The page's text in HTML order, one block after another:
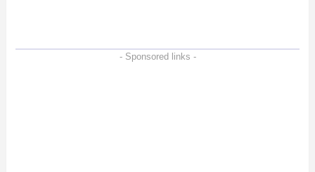
- Sponsored links -